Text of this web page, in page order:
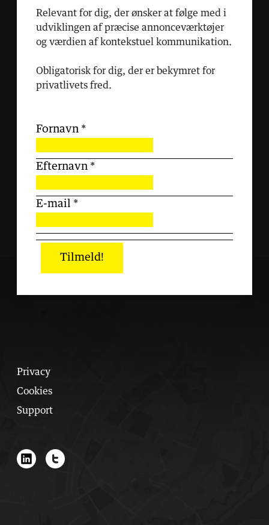
Relevant for dig, der ønsker at følge med i
udviklingen af præcise annonceværktøjer
og værdien af kontekstuel kommunikation.
Obligatorisk for dig, der er bekymret for
privatlivets fred.
Fornavn *
Efternavn *
E-mail *
Tilmeld!
Privacy
Cookies
Support